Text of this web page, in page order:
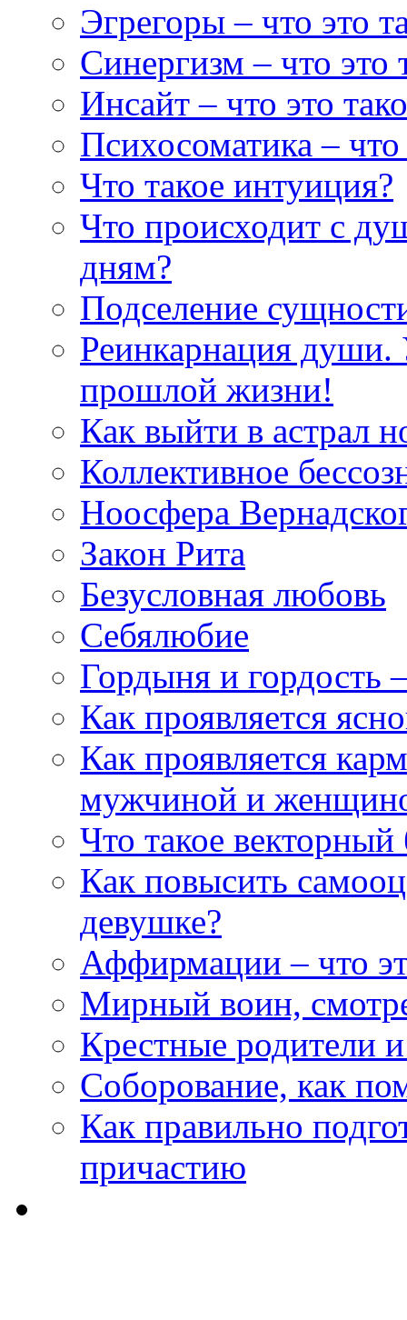
Эгрегоры – что это
Синергизм – что это
Инсайт – что это
Психосоматика – что
Что такое интуиция?
Что происходит с
дням?
Подселение
Реинкарнация
прошлой жизни!
Как выйти в астрал
Коллективное
Ноосфера
Закон Рита
Безусловная любовь
Себялюбие
Гордыня и гордость
Как проявляется
Как проявляется
мужчиной и
Что такое векторный
Как повысить
девушке?
Аффирмации – что
Мирный воин,
Крестные родители
Соборование, как
Как правильно
причастию